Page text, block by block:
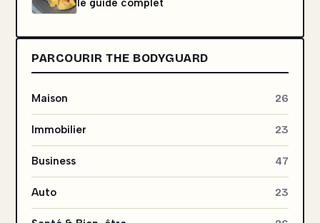
le guide complet
PARCOURIR THE BODYGUARD
Maison 26
Immobilier 23
Business 47
Auto 23